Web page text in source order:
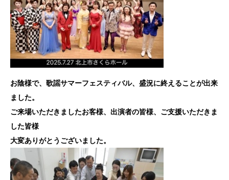
お陰様で、歌謡サマーフェスティバル、盛況に終えることが出来
ました。
ご来場いただきましたお客様、出演者の皆様、ご支援いただきま
した皆様
大変ありがとうございました。